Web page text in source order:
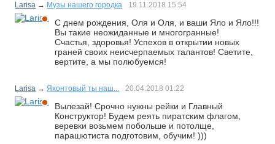
Larisa → Музы нашего городка 19.11.2018 15:54
С днем рождения, Оля и Оля, и ваши Яло и Яло!!!
Вы такие неожиданные и многогранные!
Счастья, здоровья! Успехов в открытии новых
граней своих неисчерпаемых талантов! Светите,
вертите, а мы полюбуемся!
Larisa →Яхонтовый ты наш... 20.04.2018 01:22
Вылезай! Срочно нужны рейки и Главный
Конструктор! Будем реять пиратским флагом,
веревки возьмем побольше и потолще,
парашютиста подготовим, обучим! )))